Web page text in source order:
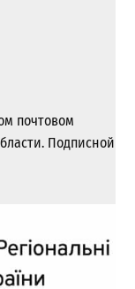
почтовом
Подписной